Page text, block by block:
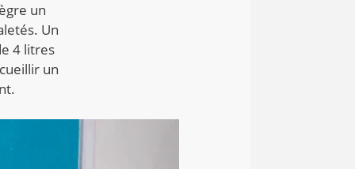
un
Un
4 litres
un